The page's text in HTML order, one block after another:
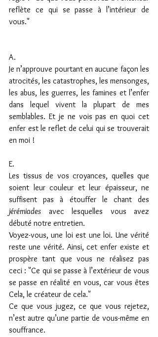
reflète ce qui se passe à l’intérieur de
vous."
A.
Je n’approuve pourtant en aucune façon les
atrocités, les catastrophes, les mensonges,
les abus, les guerres, les famines et l’enfer
dans lequel vivent la plupart de mes
semblables. Et je ne vois pas en quoi cet
enfer est le reflet de celui qui se trouverait
en moi !
E.
Les tissus de vos croyances, quelles que
soient leur couleur et leur épaisseur, ne
jérémiades avec lesquelles vous avez
débuté notre entretien.
Voyez-vous, une loi est une loi. Une vérité
reste une vérité. Ainsi, cet enfer existe et
prospère tant que vous ne réalisez pas
ceci : "Ce qui se passe à l’extérieur de vous
se passe en réalité en vous, car vous êtes
Cela, le créateur de cela."
Ce que vous jugez, ce que vous rejetez,
n’est autre qu’une partie de vous-même en
souffrance.